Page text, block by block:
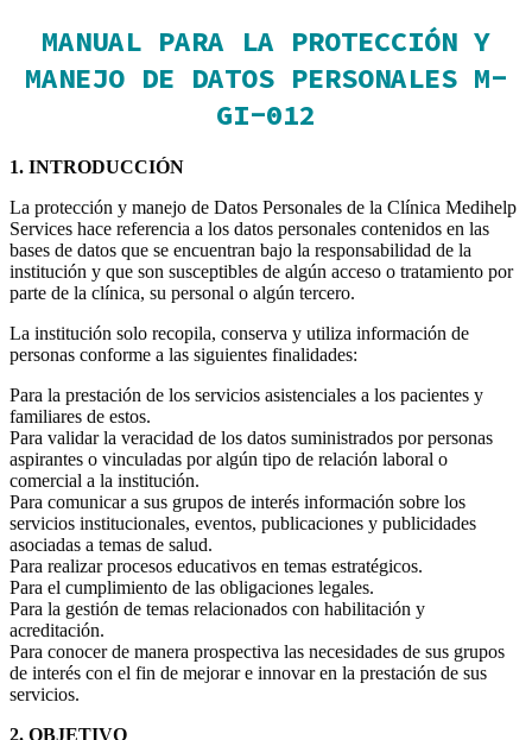
MANUAL PARA LA PROTECCIÓN Y
MANEJO DE DATOS PERSONALES M-
GI-012
1. INTRODUCCIÓN
La protección y manejo de Datos Personales de la Clínica Medihelp
Services hace referencia a los datos personales contenidos en las
bases de datos que se encuentran bajo la responsabilidad de la
institución y que son susceptibles de algún acceso o tratamiento por
parte de la clínica, su personal o algún tercero.
La institución solo recopila, conserva y utiliza información de
personas conforme a las siguientes finalidades:
Para la prestación de los servicios asistenciales a los pacientes y
familiares de estos.
Para validar la veracidad de los datos suministrados por personas
aspirantes o vinculadas por algún tipo de relación laboral o
comercial a la institución.
Para comunicar a sus grupos de interés información sobre los
servicios institucionales, eventos, publicaciones y publicidades
asociadas a temas de salud.
Para realizar procesos educativos en temas estratégicos.
Para el cumplimiento de las obligaciones legales.
Para la gestión de temas relacionados con habilitación y
acreditación.
Para conocer de manera prospectiva las necesidades de sus grupos
de interés con el fin de mejorar e innovar en la prestación de sus
servicios.
2. OBJETIVO